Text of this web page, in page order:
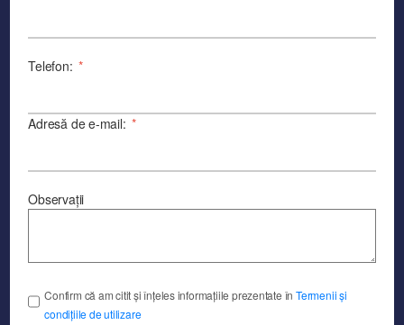
Telefon: *
Adresă de e-mail: *
Observații
Confirm că am citit și înțeles informațiile prezentate înTermenii și
condițiile de utilizare